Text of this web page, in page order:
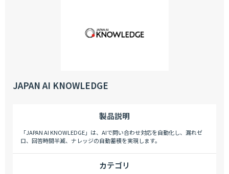
JAPAN AI KNOWLEDGE
製品説明
「JAPAN AI KNOWLEDGE」は、AIで問い合わせ対応を自動化し、漏れゼ
ロ、回答時間半減、ナレッジの自動蓄積を実現します。
カテゴリ